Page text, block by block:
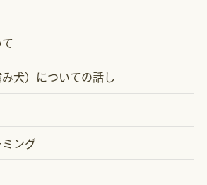
犬）についての話し
ング